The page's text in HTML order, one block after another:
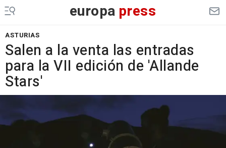
europa press
ASTURIAS
Salen a la venta las entradas
para la VII edición de 'Allande
Stars'